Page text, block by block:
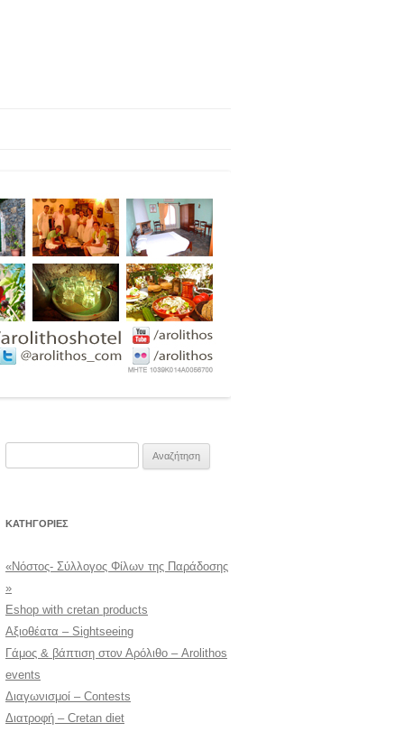
KΑΤΗΓΟΡΊΕΣ
«Νόστος- Σύλλογος Φίλων της Παράδοσης
»
Eshop with cretan products
Αξιοθέατα – Sightseeing
Γάμος & βάπτιση στον Αρόλιθο – Arolithos
events
Διαγωνισμοί – Contests
Διατροφή – Cretan diet